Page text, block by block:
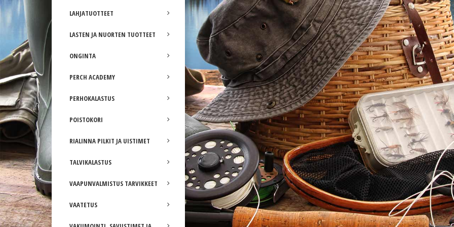
LAHJATUOTTEET
LASTEN JA NUORTEN TUOTTEET
ONGINTA
PERCH ACADEMY
PERHOKALASTUS
POISTOKORI
RIALINNA PILKIT JA UISTIMET
TALVIKALASTUS
VAAPUNVALMISTUS TARVIKKEET
VAATETUS